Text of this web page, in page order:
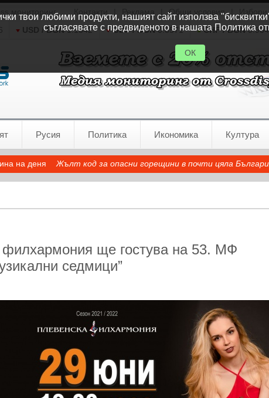
мониторинг Общи условия
USD / BGN1.1542 GBP / BGN0.8571 CHF / BGN
Русия Политика Икономика Култура
на деня Жълт код за опасни горещини в почти цяла
филхармония ще гостува на 53. МФ
седмици”
твои любими продукти, нашият сайт използва
съгласявате с предвиденото в нашата Политика
ОК